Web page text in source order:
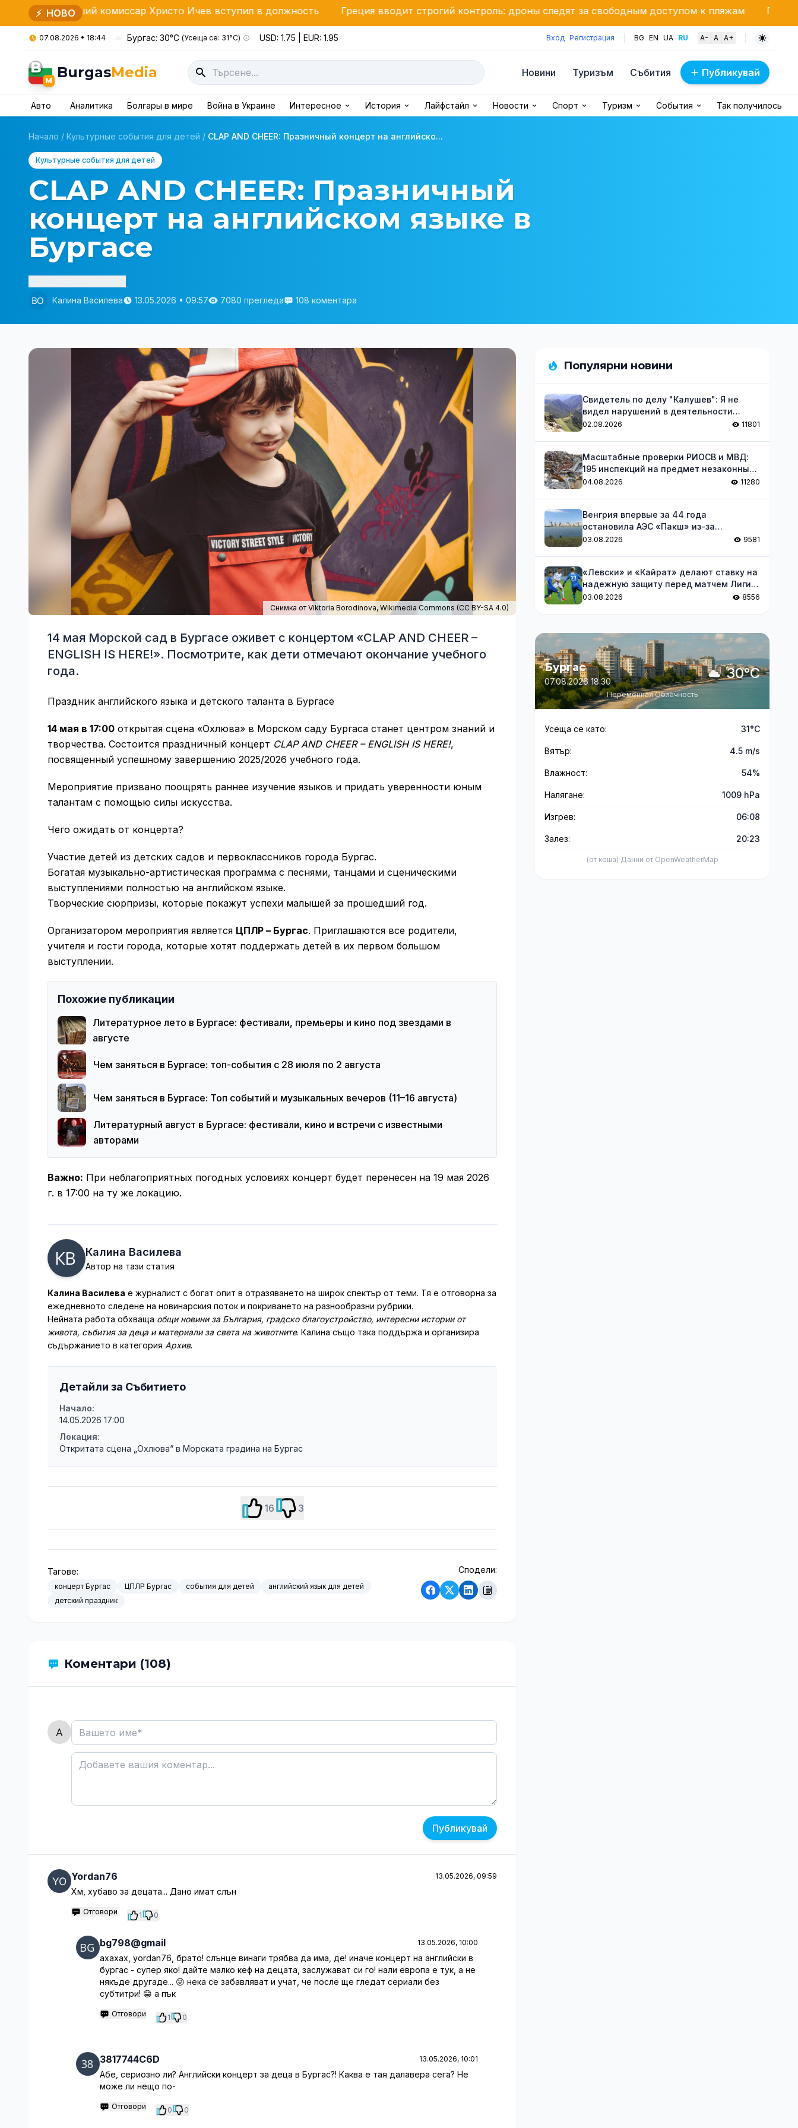
⚡ НОВО
комиссар Христо Ичев вступил в должность Греция вводит строгий контроль: дроны следят за свободным доступом к пляжам Прогноз на 8 августа:
07.08.2026 • 18:44 Бургас: 30°C (Усеща се: 31°C) USD: 1.75 | EUR: 1.95 Вход Регистрация BG EN UA RU A- A A+
B
M BurgasMedia Новини Туризъм Събития Публикувай
Авто Аналитика Болгары в мире Война в Украине Интересное История Лайфстайл Новости Спорт Туризм События Так получилось
Начало / Культурные события для детей / CLAP AND CHEER: Празничный концерт на английско...
Культурные события для детей
CLAP AND CHEER: Празничный
концерт на английском языке в
Бургасе
Калина Василева
13.05.2026 • 09:57 7080 прегледа 108 коментара
Снимка от Viktoria Borodinova,Wikimedia Commons (CC BY-SA 4.0)
14 мая Морской сад в Бургасе оживет с концертом «CLAP AND CHEER –
ENGLISH IS HERE!». Посмотрите, как дети отмечают окончание учебного
года.
Праздник английского языка и детского таланта в Бургасе
14 мая в 17:00 открытая сцена «Охлюва» в Морском саду Бургаса станет центром знаний и
творчества. Состоится праздничный концерт CLAP AND CHEER – ENGLISH IS HERE!,
посвященный успешному завершению 2025/2026 учебного года.
Мероприятие призвано поощрять раннее изучение языков и придать уверенности юным
талантам с помощью силы искусства.
Чего ожидать от концерта?
Участие детей из детских садов и первоклассников города Бургас.
Богатая музыкально-артистическая программа с песнями, танцами и сценическими
выступлениями полностью на английском языке.
Творческие сюрпризы, которые покажут успехи малышей за прошедший год.
Организатором мероприятия является ЦПЛР – Бургас. Приглашаются все родители,
учителя и гости города, которые хотят поддержать детей в их первом большом
выступлении.
Похожие публикации
Литературное лето в Бургасе: фестивали, премьеры и кино под звездами в
августе
Чем заняться в Бургасе: топ-события с 28 июля по 2 августа
Чем заняться в Бургасе: Топ событий и музыкальных вечеров (11–16 августа)
Литературный август в Бургасе: фестивали, кино и встречи с известными
авторами
Важно: При неблагоприятных погодных условиях концерт будет перенесен на 19 мая 2026
г. в 17:00 на ту же локацию.
Калина Василева
Автор на тази статия
Калина Василева е журналист с богат опит в отразяването на широк спектър от теми. Тя е отговорна за
ежедневното следене на новинарския поток и покриването на разнообразни рубрики.
Нейната работа обхваща общи новини за България, градско благоустройство, интересни истории от
живота, събития за деца и материали за света на животните. Калина също така поддържа и организира
съдържанието в категория Архив.
Детайли за Събитието
Начало:
14.05.2026 17:00
Локация:
Откритата сцена „Охлюва“ в Морската градина на Бургас
16 3
Тагове:
концерт Бургас ЦПЛР Бургас события для детей
английский язык для детей
детский праздник
Сподели:
Коментари (108)
Публикувай
Yordan76 13.05.2026, 09:59
Хм, хубаво за децата... Дано имат слън
Отговори 1 0
bg798@gmail 13.05.2026, 10:00
ахахах, yordan76, брато! слънце винаги трябва да има, де! иначе концерт на английски в
бургас - супер яко! дайте малко кеф на децата, заслужават си го! нали европа е тук, а не
някъде другаде... 😜 нека се забавляват и учат, че после ще гледат сериали без
субтитри! 😁 а пък
Отговори 1 0
3817744C6D 13.05.2026, 10:01
Абе, сериозно ли? Английски концерт за деца в Бургас?! Каква е тая далавера сега? Не
може ли нещо по-
Отговори 0 0
Популярни новини
Свидетель по делу "Калушев": Я не
видел нарушений в деятельности
группы
02.08.2026 11801
Масштабные проверки РИОСВ и МВД:
195 инспекций на предмет незаконных
отходов
04.08.2026 11280
Венгрия впервые за 44 года
остановила АЭС «Пакш» из-за
обмеления Дуная
03.08.2026 9581
«Левски» и «Кайрат» делают ставку на
надежную защиту перед матчем Лиги
чемпионов
03.08.2026 8556
Бургас
07.08.2026 18:30 30°C
Переменная Облачность
Усеща се като: 31°C
Вятър: 4.5 m/s
Влажност: 54%
Налягане: 1009 hPa
Изгрев: 06:08
Залез: 20:23
(от кеша) Данни от OpenWeatherMap